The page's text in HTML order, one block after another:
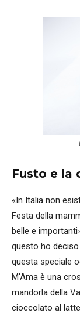
Fusto e la
«In Italia non
Festa della
belle e
questo ho deciso
questa speciale
M'Ama è una
mandorla della
cioccolato al